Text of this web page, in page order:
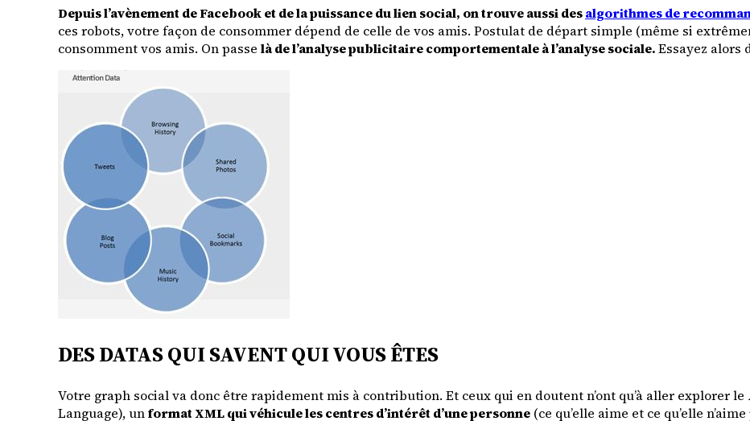
Depuis l’avènement de Facebook et de la puissance du lien social, on trouve aussi desalgorithmes de
ces robots, votre façon de consommer dépend de celle de vos amis. Postulat de départ simple (même si
consomment vos amis. On passe là de l’analyse publicitaire comportementale à l’analyse sociale.Essayez alors
DES DATAS QUI SAVENT QUI VOUS ÊTES
Votre graph social va donc être rapidement mis à contribution. Et ceux qui en doutent n’ont qu’à aller explorer le
Language), unformat XML qui véhicule les centres d’intérêt d’une personne (ce qu’elle aime et ce qu’elle